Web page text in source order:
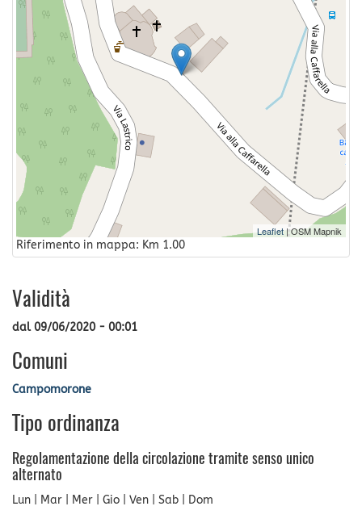
Leaflet | OSM Mapnik
Riferimento in mappa: Km 1.00
Validità
dal09/06/2020 - 00:01
Comuni
Campomorone
Tipo ordinanza
Regolamentazione della circolazione tramite senso unico
alternato
Lun | Mar | Mer | Gio | Ven | Sab | Dom